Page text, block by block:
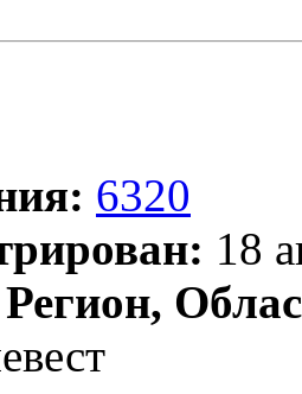
6320
18